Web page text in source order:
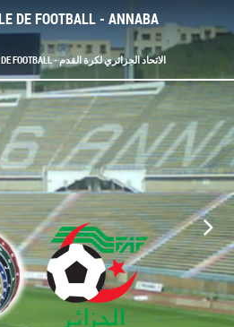
DE FOOTBALL - ANNABA
FÉDÉRATION ALGÉRIENNE DE FOOTBALL - الاتحاد الجزائري لكرة القدم